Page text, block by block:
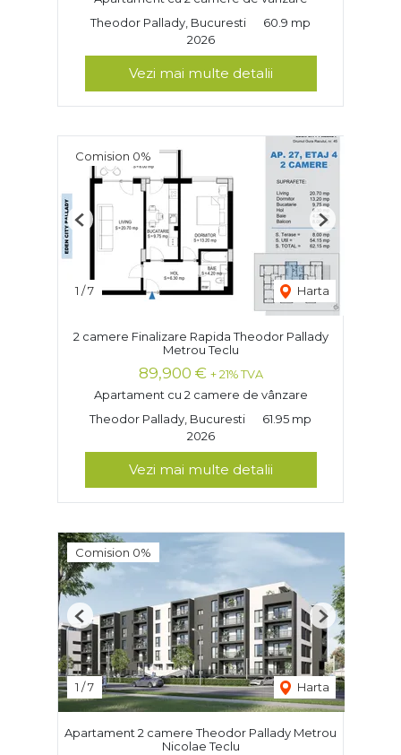
Theodor Pallady, Bucuresti
60.9 mp
2026
Vezi mai multe detalii
Comision 0%
1 /7 Harta
Previous Next
2 camere Finalizare Rapida Theodor Pallady
Metrou Teclu
89,900 € + 21% TVA
Apartament cu 2 camere de vânzare
Theodor Pallady, Bucuresti
61.95 mp
2026
Vezi mai multe detalii
Comision 0%
1 /7 Harta
Previous Next
Apartament 2 camere Theodor Pallady Metrou
Nicolae Teclu